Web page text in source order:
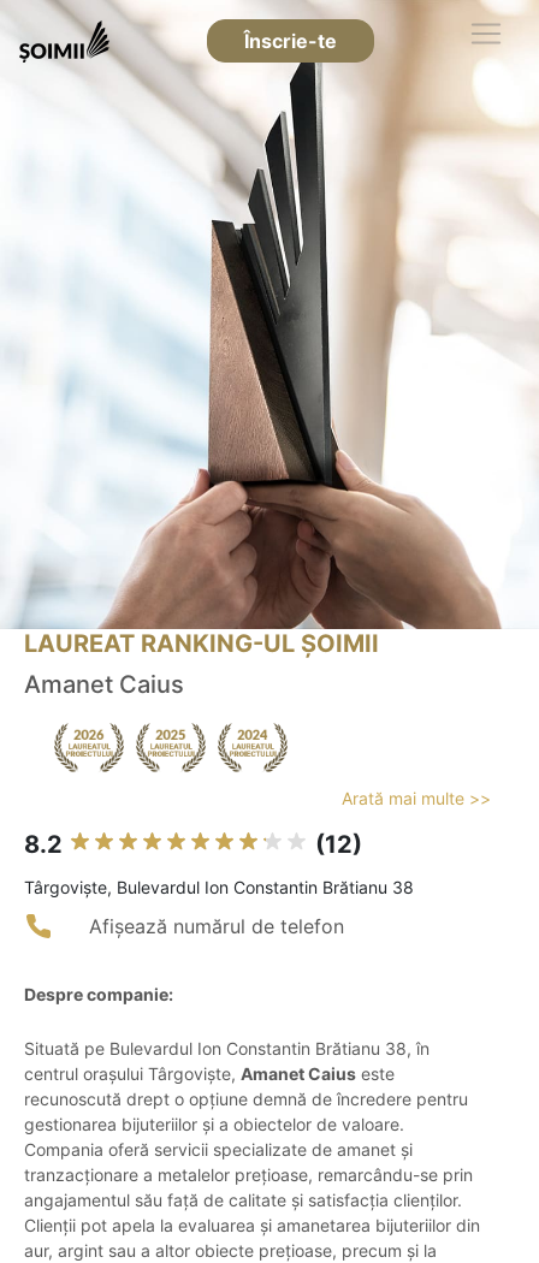
Înscrie-te
LAUREAT RANKING-UL ȘOIMII
Amanet Caius
Arată mai multe >>
8.2 (12)
Târgovişte, Bulevardul Ion Constantin Brătianu 38
Afișează numărul de telefon
Despre companie:
Situată pe Bulevardul Ion Constantin Brătianu 38, în
centrul orașului Târgoviște, Amanet Caius este
recunoscută drept o opțiune demnă de încredere pentru
gestionarea bijuteriilor și a obiectelor de valoare.
Compania oferă servicii specializate de amanet și
tranzacționare a metalelor prețioase, remarcându-se prin
angajamentul său față de calitate și satisfacția clienților.
Clienții pot apela la evaluarea și amanetarea bijuteriilor din
aur, argint sau a altor obiecte prețioase, precum și la